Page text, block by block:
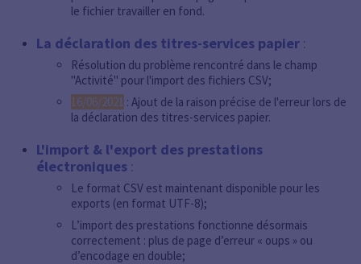
le fichier travailler en fond.
La déclaration des titres-services papier :
Résolution du problème rencontré dans le champ
"Activité" pour l'import des fichiers CSV;
16/06/2021 : Ajout de la raison précise de l'erreur lors de
la déclaration des titres-services papier.
L'import & l'export des prestations
électroniques :
Le format CSV est maintenant disponible pour les
exports (en format UTF-8);
L’import des prestations fonctionne désormais
correctement : plus de page d’erreur « oups » ou
d’encodage en double;